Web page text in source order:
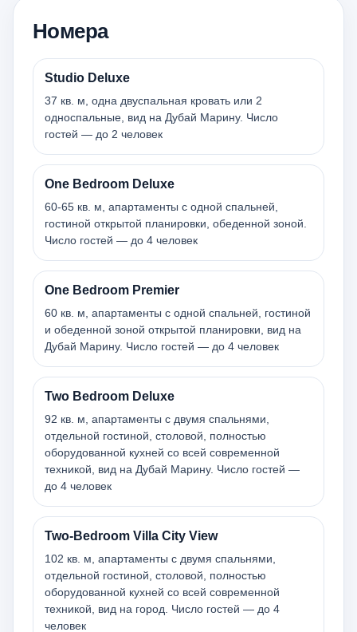
Номера
Studio Deluxe
37 кв. м, одна двуспальная кровать или 2
односпальные, вид на Дубай Марину. Число
гостей — до 2 человек
One Bedroom Deluxe
60-65 кв. м, апартаменты с одной спальней,
гостиной открытой планировки, обеденной зоной.
Число гостей — до 4 человек
One Bedroom Premier
60 кв. м, апартаменты с одной спальней, гостиной
и обеденной зоной открытой планировки, вид на
Дубай Марину. Число гостей — до 4 человек
Two Bedroom Deluxe
92 кв. м, апартаменты с двумя спальнями,
отдельной гостиной, столовой, полностью
оборудованной кухней со всей современной
техникой, вид на Дубай Марину. Число гостей —
до 4 человек
Two-Bedroom Villa City View
102 кв. м, апартаменты с двумя спальнями,
отдельной гостиной, столовой, полностью
оборудованной кухней со всей современной
техникой, вид на город. Число гостей — до 4
человек